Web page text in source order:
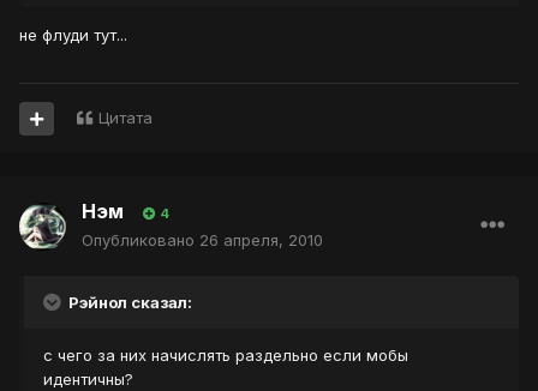
не флуди тут...
Цитата
Нэм 4
Опубликовано 26 апреля, 2010
Рэйнол сказал:
с чего за них начислять раздельно если мобы
идентичны?